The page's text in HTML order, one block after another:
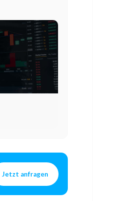
Jetzt anfragen